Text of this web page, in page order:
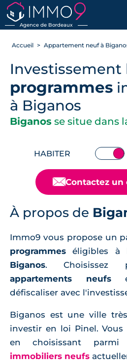
Agence de Bordeaux
RETOUR
Accueil Appartement neuf à
Investissement
programmes
à Biganos
Biganos se situe dans
HABITER
📧Contactez un
À propos de
Immo9 vous propose un
programmes éligibles à
Biganos.
appartements neufs
défiscaliser avec
Biganos est une ville
investir en loi Pinel. Vous
en choisissant
immobiliers neufs